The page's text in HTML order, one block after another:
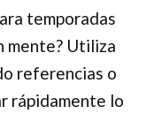
temporadas
mente? Utiliza
referencias o
rápidamente lo